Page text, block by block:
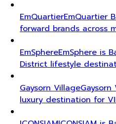
EmQuartierEmQuartier
forward brands across
EmSphereEmSphere is
District lifestyle
Gaysorn Village
luxury destination for